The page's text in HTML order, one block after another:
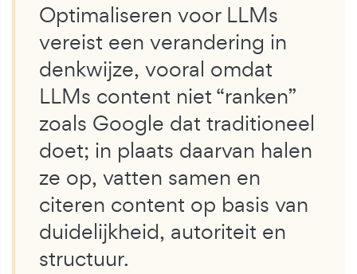
Optimaliseren voor LLMs
vereist een verandering in
denkwijze, vooral omdat
LLMs content niet “ranken”
zoals Google dat traditioneel
doet; in plaats daarvan halen
ze op, vatten samen en
citeren content op basis van
duidelijkheid, autoriteit en
structuur.